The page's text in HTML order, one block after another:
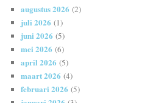
augustus 2026 (2)
juli 2026 (1)
juni 2026 (5)
mei 2026 (6)
april 2026 (5)
maart 2026 (4)
februari 2026 (5)